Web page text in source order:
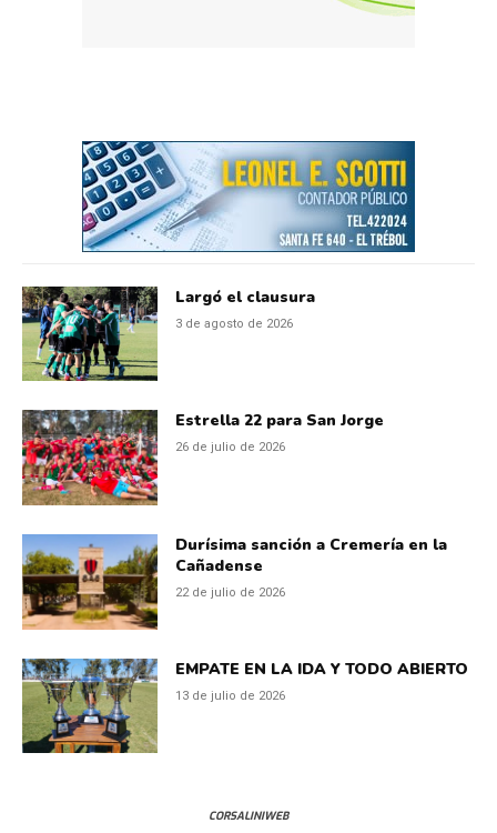
Largó el clausura
3 de agosto de 2026
Estrella 22 para San Jorge
26 de julio de 2026
Durísima sanción a Cremería en la
Cañadense
22 de julio de 2026
EMPATE EN LA IDA Y TODO ABIERTO
13 de julio de 2026
CORSALINIWEB